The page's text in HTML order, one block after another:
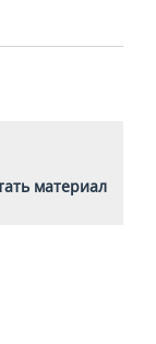
материал